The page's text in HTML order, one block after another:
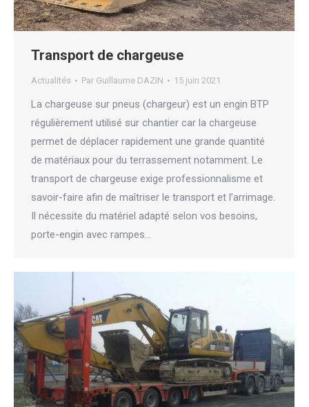
Transport de chargeuse
Actualités Par Guillaume DAZIN 15 juin 2021
La chargeuse sur pneus (chargeur) est un engin BTP
régulièrement utilisé sur chantier car la chargeuse
permet de déplacer rapidement une grande quantité
de matériaux pour du terrassement notamment. Le
transport de chargeuse exige professionnalisme et
savoir-faire afin de maîtriser le transport et l’arrimage.
Il nécessite du matériel adapté selon vos besoins,
porte-engin avec rampes…